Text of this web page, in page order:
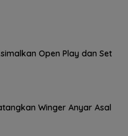
Open Play dan Set
Winger Anyar Asal